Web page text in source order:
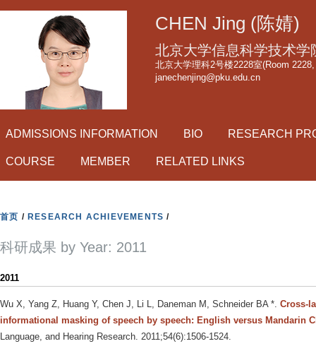
转
到
页
要
CHEN Jing (陈婧)
北京大学信息科学技术学
北京大学理科2号楼2228室(Room
janechenjing@pku.edu.cn
ADMISSIONS INFORMATION BIO RESEARCH
COURSE MEMBER RELATED LINKS
首页 / RESEARCH ACHIEVEMENTS /
科研成果 by Year: 2011
2011
Wu X, Yang Z, Huang Y, Chen J, Li L, Daneman M, Schneider BA * Cross-
informational masking of speech by speech: English versus Mandarin
Language, and Hearing Research. 2011;54(6):1506-1524.